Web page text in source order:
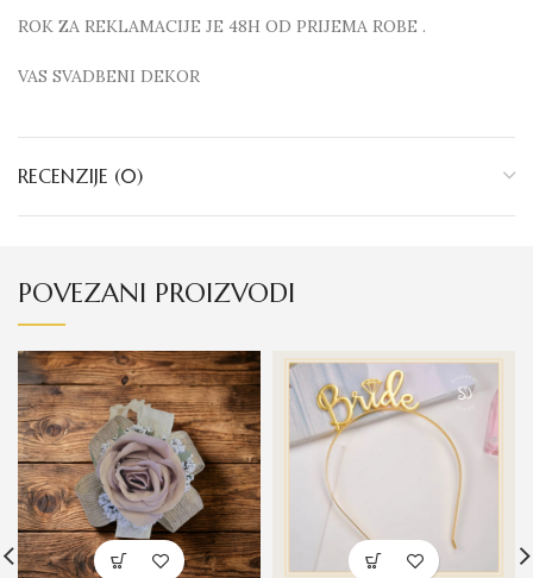
ROK ZA REKLAMACIJE JE 48H OD PRIJEMA ROBE .
VAS SVADBENI DEKOR
RECENZIJE (0)
POVEZANI PROIZVODI